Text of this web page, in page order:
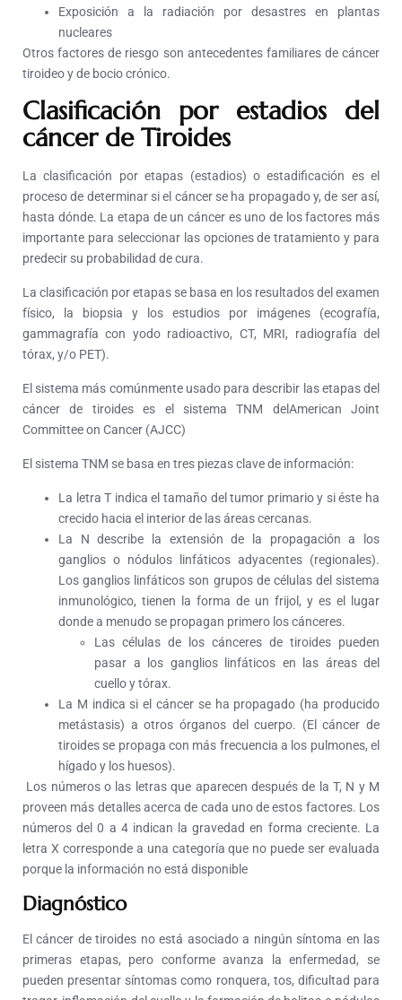
Exposición a la radiación por desastres en plantas
nucleares
Otros factores de riesgo son antecedentes familiares de cáncer
tiroideo y de bocio crónico.
Clasificación por estadios del
cáncer de Tiroides
La clasificación por etapas (estadios) o estadificación es el
proceso de determinar si el cáncer se ha propagado y, de ser así,
hasta dónde. La etapa de un cáncer es uno de los factores más
importante para seleccionar las opciones de tratamiento y para
predecir su probabilidad de cura.
La clasificación por etapas se basa en los resultados del examen
físico, la biopsia y los estudios por imágenes (ecografía,
gammagrafía con yodo radioactivo, CT, MRI, radiografía del
tórax, y/o PET).
El sistema más comúnmente usado para describir las etapas del
cáncer de tiroides es el sistema TNM delAmerican Joint
Committee on Cancer (AJCC)
El sistema TNM se basa en tres piezas clave de información:
La letra T indica el tamaño del tumor primario y si éste ha
crecido hacia el interior de las áreas cercanas.
La N describe la extensión de la propagación a los
ganglios o nódulos linfáticos adyacentes (regionales).
Los ganglios linfáticos son grupos de células del sistema
inmunológico, tienen la forma de un frijol, y es el lugar
donde a menudo se propagan primero los cánceres.
Las células de los cánceres de tiroides pueden
pasar a los ganglios linfáticos en las áreas del
cuello y tórax.
La M indica si el cáncer se ha propagado (ha producido
metástasis) a otros órganos del cuerpo. (El cáncer de
tiroides se propaga con más frecuencia a los pulmones, el
hígado y los huesos).
Los números o las letras que aparecen después de la T, N y M
proveen más detalles acerca de cada uno de estos factores. Los
números del 0 a 4 indican la gravedad en forma creciente. La
letra X corresponde a una categoría que no puede ser evaluada
porque la información no está disponible
Diagnóstico
El cáncer de tiroides no está asociado a ningún síntoma en las
primeras etapas, pero conforme avanza la enfermedad, se
pueden presentar síntomas como ronquera, tos, dificultad para